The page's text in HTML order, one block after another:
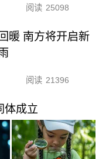
阅读 25098
暖 南方将开启新
阅读 21396
体成立